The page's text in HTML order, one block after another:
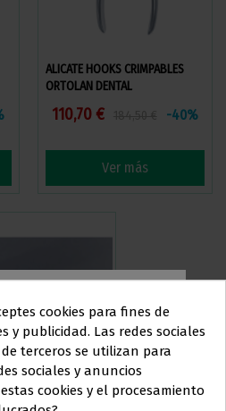
está dirigidoen
a
ALICATE HOOKS CRIMPABLES
ORTOLAN DENTAL
110,70 € -40%
Ver más
cookies para fines de
y publicidad. Las redes sociales
terceros se utilizan para
sociales y anuncios
cookies y el procesamiento